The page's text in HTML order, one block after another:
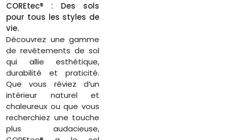
COREtec® : Des sols
pour tous les styles de
vie.
Découvrez une gamme
de revêtements de sol
qui allie esthétique,
durabilité et praticité.
Que vous rêviez d’un
intérieur naturel et
chaleureux ou que vous
recherchiez une touche
plus audacieuse,